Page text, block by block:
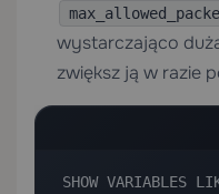
wystarczająco
zwiększ ją w razie
SHOW VARIABLES